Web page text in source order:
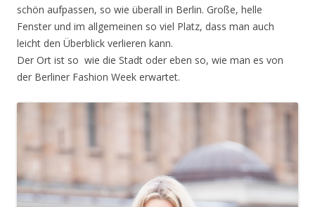
schön aufpassen, so wie überall in Berlin. Große, helle
Fenster und im allgemeinen so viel Platz, dass man auch
leicht den Überblick verlieren kann.
Der Ort ist so wie die Stadt oder eben so, wie man es von
der Berliner Fashion Week erwartet.